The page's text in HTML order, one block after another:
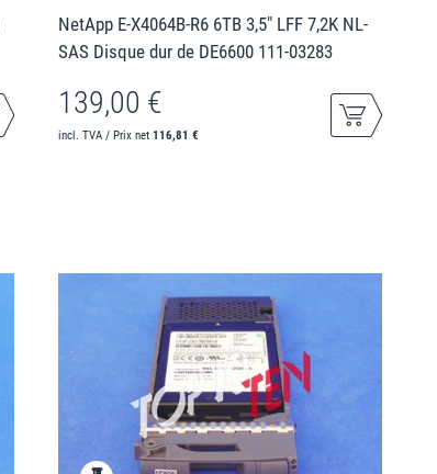
NetApp E-X4064B-R6 6TB 3,5" LFF 7,2K NL-
SAS Disque dur de DE6600 111-03283
139,00 €
incl. TVA / Prix net116,81 €